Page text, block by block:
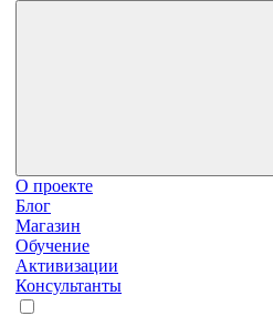
О проекте
Блог
Магазин
Обучение
Активизации
Консультанты